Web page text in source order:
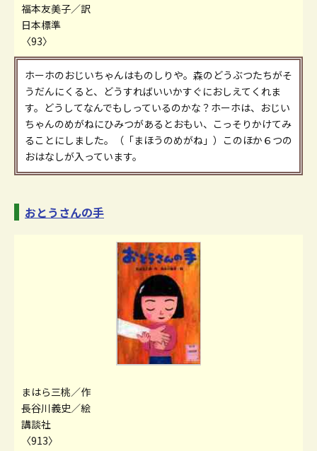
福本友美子／訳
日本標準
〈93〉
ホーホのおじいちゃんはものしりや。森のどうぶつたちがそ
うだんにくると、どうすればいいかすぐにおしえてくれま
す。どうしてなんでもしっているのかな？ホーホは、おじい
ちゃんのめがねにひみつがあるとおもい、こっそりかけてみ
ることにしました。（「まほうのめがね」）このほか６つの
おはなしが入っています。
おとうさんの手
まはら三桃／作
長谷川義史／絵
講談社
〈913〉